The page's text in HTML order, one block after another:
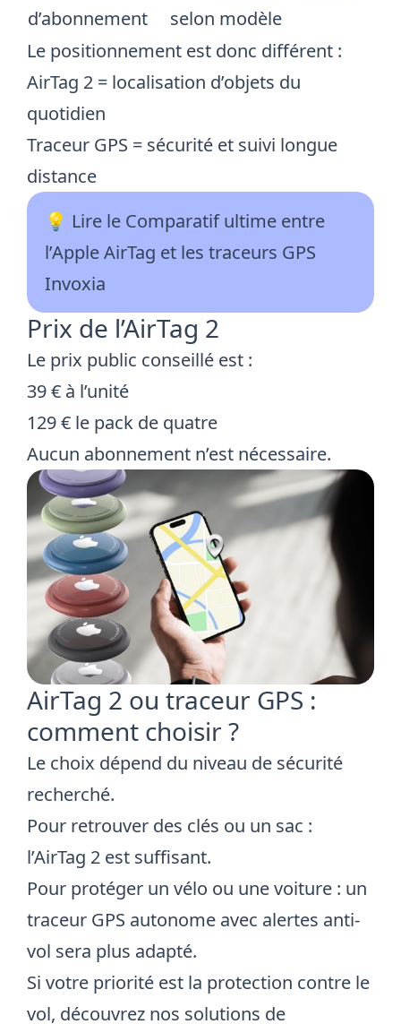
d’abonnement
selon modèle
Le positionnement est donc différent :
AirTag 2 = localisation d’objets du
quotidien
Traceur GPS = sécurité et suivi longue
distance
💡 Lire le Comparatif ultime entre
l’Apple AirTag et les traceurs GPS
Invoxia
Prix de l’AirTag 2
Le prix public conseillé est :
39 € à l’unité
129 € le pack de quatre
Aucun abonnement n’est nécessaire.
AirTag 2 ou traceur GPS :
comment choisir ?
Le choix dépend du niveau de sécurité
recherché.
Pour retrouver des clés ou un sac :
l’AirTag 2 est suffisant.
Pour protéger un vélo ou une voiture : un
traceur GPS autonome avec alertes anti-
vol sera plus adapté.
Si votre priorité est la protection contre le
vol, découvrez nos solutions de